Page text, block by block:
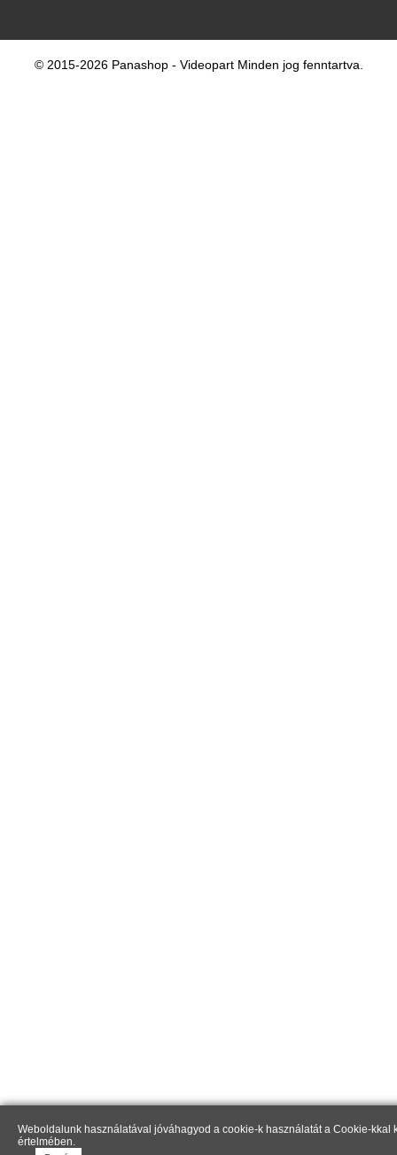
© 2015-2026 Panashop - Videopart Minden jog fenntartva.
Weboldalunk használatával jóváhagyod a cookie-k használatát a Cookie-kkal
értelmében.